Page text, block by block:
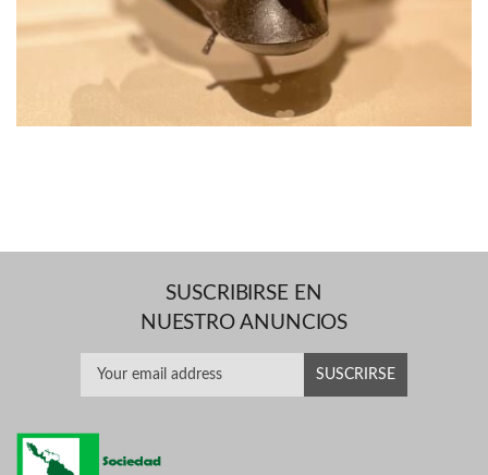
SUSCRIBIRSE EN
NUESTRO ANUNCIOS